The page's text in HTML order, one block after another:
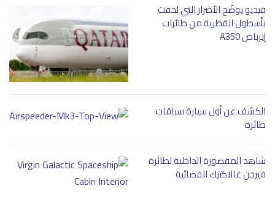
فيديو يوضّح الأضرار التي لحقت
بأسطول القطرية من طائرات
إيرباص A350
الكشف عن أول سيارة سباقات
طائرة
شاهد المقصورة الداخلية لطائرة
فيرجن غالاكتيك الفضائية